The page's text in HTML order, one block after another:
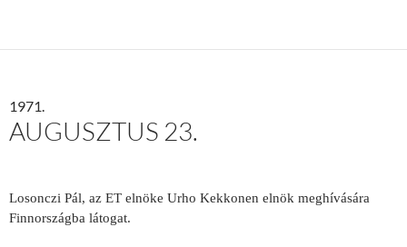
1971.
AUGUSZTUS 23.
Losonczi Pál, az ET elnöke Urho Kekko­nen elnök meghívására
Finnországba látogat.